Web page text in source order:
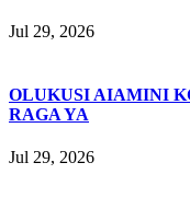
Jul 29, 2026
OLUKUSI AIAMINI
RAGA YA
Jul 29, 2026